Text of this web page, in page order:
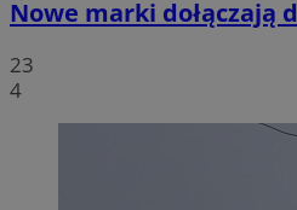
Nowe marki dołączają
23
4